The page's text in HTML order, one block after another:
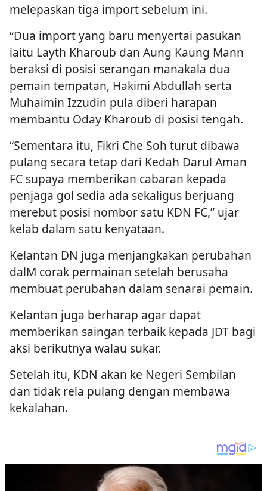
melepaskan tiga import sebelum ini.
“Dua import yang baru menyertai pasukan
iaitu Layth Kharoub dan Aung Kaung Mann
beraksi di posisi serangan manakala dua
pemain tempatan, Hakimi Abdullah serta
Muhaimin Izzudin pula diberi harapan
membantu Oday Kharoub di posisi tengah.
“Sementara itu, Fikri Che Soh turut dibawa
pulang secara tetap dari Kedah Darul Aman
FC supaya memberikan cabaran kepada
penjaga gol sedia ada sekaligus berjuang
merebut posisi nombor satu KDN FC,” ujar
kelab dalam satu kenyataan.
Kelantan DN juga menjangkakan perubahan
dalM corak permainan setelah berusaha
membuat perubahan dalam senarai pemain.
Kelantan juga berharap agar dapat
memberikan saingan terbaik kepada JDT bagi
aksi berikutnya walau sukar.
Setelah itu, KDN akan ke Negeri Sembilan
dan tidak rela pulang dengan membawa
kekalahan.